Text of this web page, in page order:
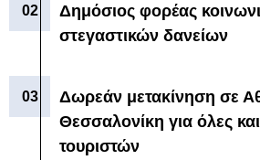
Δημόσιος φορέας
στεγαστικών δανείων
Δωρεάν μετακίνηση σε
Θεσσαλονίκη για όλες
τουριστών